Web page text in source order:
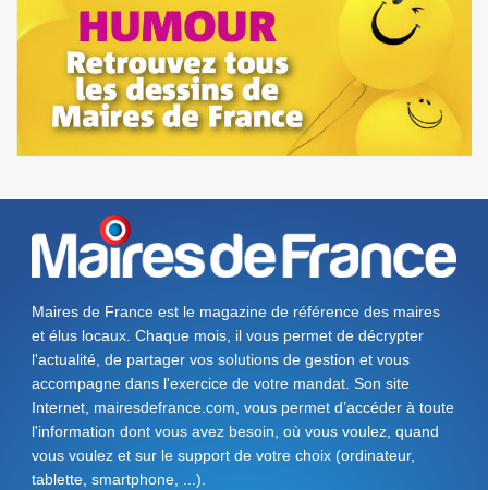
Maires de France est le magazine de référence des maires
et élus locaux. Chaque mois, il vous permet de décrypter
l'actualité, de partager vos solutions de gestion et vous
accompagne dans l'exercice de votre mandat. Son site
Internet, mairesdefrance.com, vous permet d’accéder à toute
l'information dont vous avez besoin, où vous voulez, quand
vous voulez et sur le support de votre choix (ordinateur,
tablette, smartphone, ...).